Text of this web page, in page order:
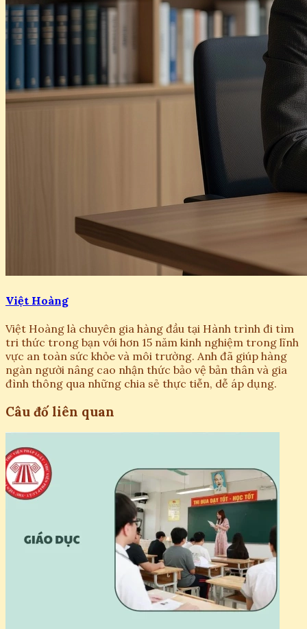
Việt Hoàng
Việt Hoàng là chuyên gia hàng đầu tại Hành trình đi tìm
tri thức trong bạn với hơn 15 năm kinh nghiệm trong lĩnh
vực an toàn sức khỏe và môi trường. Anh đã giúp hàng
ngàn người nâng cao nhận thức bảo vệ bản thân và gia
đình thông qua những chia sẻ thực tiễn, dễ áp dụng.
Câu đố liên quan